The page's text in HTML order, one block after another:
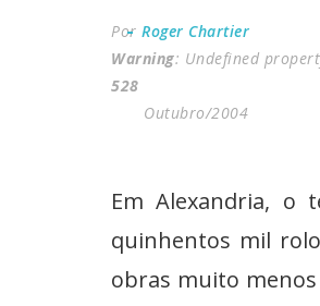
Por Roger Chartier
Warning: Undefined
528
Outubro/2004
Em Alexandria, o
quinhentos mil
obras muito